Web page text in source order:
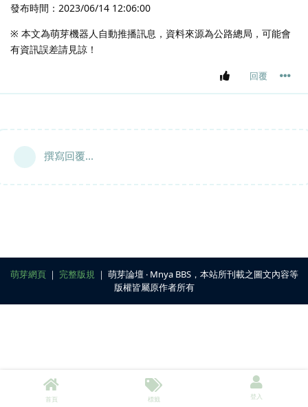
發布時間：2023/06/14 12:06:00
※ 本文為萌芽機器人自動推播訊息，資料來源為公路總局，可能會
有資訊誤差請見諒！
回覆
撰寫回覆...
萌芽網頁｜ 完整版規 ｜ 萌芽論壇 ‧ Mnya BBS，本站所刊載之圖文內容等
版權皆屬原作者所有
首頁 標籤 登入